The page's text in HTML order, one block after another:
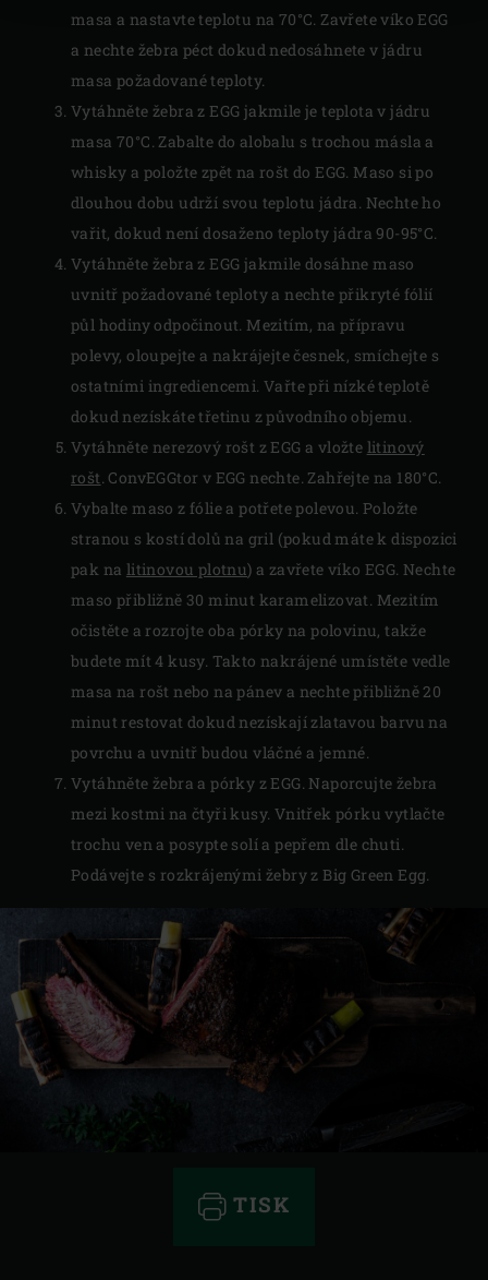
masa a nastavte teplotu na 70°C. Zavřete víko EGG
a nechte žebra péct dokud nedosáhnete v jádru
masa požadované teploty.
Vytáhněte žebra z EGG jakmile je teplota v jádru
masa 70°C. Zabalte do alobalu s trochou másla a
whisky a položte zpět na rošt do EGG. Maso si po
dlouhou dobu udrží svou teplotu jádra. Nechte ho
vařit, dokud není dosaženo teploty jádra 90-95°C.
Vytáhněte žebra z EGG jakmile dosáhne maso
uvnitř požadované teploty a nechte přikryté fólií
půl hodiny odpočinout. Mezitím, na přípravu
polevy, oloupejte a nakrájejte česnek, smíchejte s
ostatními ingrediencemi. Vařte při nízké teplotě
dokud nezískáte třetinu z původního objemu.
Vytáhněte nerezový rošt z EGG a vložte litinový
rošt. ConvEGGtor v EGG nechte. Zahřejte na 180°C.
Vybalte maso z fólie a potřete polevou. Položte
stranou s kostí dolů na gril (pokud máte k dispozici
pak na litinovou plotnu) a zavřete víko EGG. Nechte
maso přibližně 30 minut karamelizovat. Mezitím
očistěte a rozrojte oba pórky na polovinu, takže
budete mít 4 kusy. Takto nakrájené umístěte vedle
masa na rošt nebo na pánev a nechte přibližně 20
minut restovat dokud nezískají zlatavou barvu na
povrchu a uvnitř budou vláčné a jemné.
Vytáhněte žebra a pórky z EGG. Naporcujte žebra
mezi kostmi na čtyři kusy. Vnitřek pórku vytlačte
trochu ven a posypte solí a pepřem dle chuti.
Podávejte s rozkrájenými žebry z Big Green Egg.
TISK